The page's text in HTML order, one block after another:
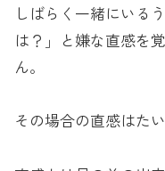
しばらく一緒にいる
は？」と嫌な直感を
ん。
その場合の直感はた